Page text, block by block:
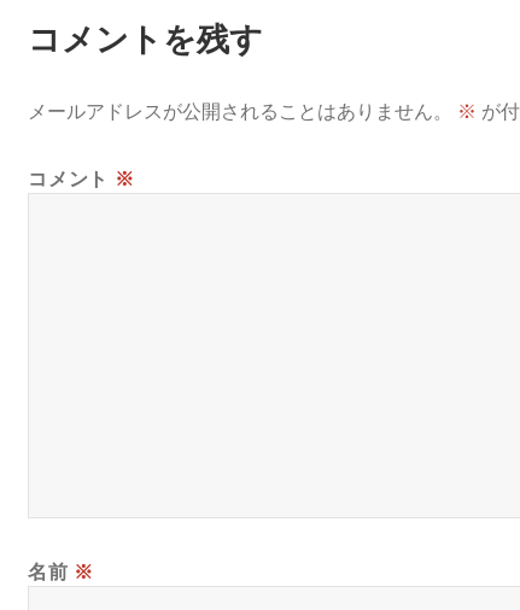
コメントを残す
メールアドレスが公開されることはありません。 ※ が
コメント ※
名前 ※